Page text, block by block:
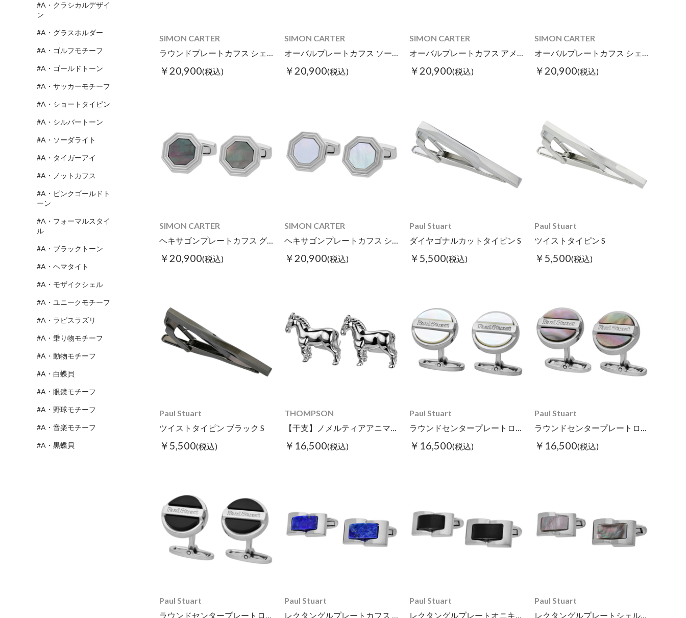
#A・クラシカルデザイ
ン
#A・グラスホルダー
#A・ゴルフモチーフ
#A・ゴールドトーン
#A・サッカーモチーフ
#A・ショートタイピン
#A・シルバートーン
#A・ソーダライト
#A・タイガーアイ
#A・ノットカフス
#A・ピンクゴールドト
ーン
#A・フォーマルスタイ
ル
#A・ブラックトーン
#A・ヘマタイト
#A・モザイクシェル
#A・ユニークモチーフ
#A・ラピスラズリ
#A・乗り物モチーフ
#A・動物モチーフ
#A・白蝶貝
#A・眼鏡モチーフ
#A・野球モチーフ
#A・音楽モチーフ
#A・黒蝶貝
SIMON CARTER
ラウンドプレートカフス シェル
￥20,900(税込)
SIMON CARTER
オーバルプレートカフス ソーダライト
￥20,900(税込)
SIMON CARTER
オーバルプレートカフス アメジスト
￥20,900(税込)
SIMON CARTER
オーバルプレートカフス シェル
￥20,900(税込)
SIMON CARTER
ヘキサゴンプレートカフス グレーMOP
￥20,900(税込)
SIMON CARTER
ヘキサゴンプレートカフス シェル
￥20,900(税込)
Paul Stuart
ダイヤゴナルカットタイピン S
￥5,500(税込)
Paul Stuart
ツイストタイピン S
￥5,500(税込)
Paul Stuart
ツイストタイピン ブラック S
￥5,500(税込)
THOMPSON
【干支】ノメルティアアニマルズ ホースカフス
￥16,500(税込)
Paul Stuart
ラウンドセンタープレートロゴシェルカフス ホワイト
￥16,500(税込)
Paul Stuart
ラウンドセンタープレートロゴシェルカフス グレー
￥16,500(税込)
Paul Stuart
ラウンドセンタープレートロゴオニキスカフス ブラック
Paul Stuart
レクタングルプレートカフス ラピスラズリ
Paul Stuart
レクタングルプレートオニキスカフス ブラック
Paul Stuart
レクタングルプレートシェルカフスグレー